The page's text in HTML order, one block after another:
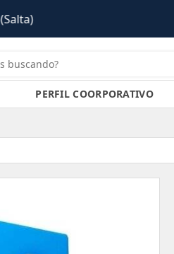
PERFIL COORPORATIVO